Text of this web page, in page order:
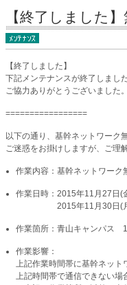
【終了しました
【終了しました】
下記メンテナンスが終了しまし
ご協力ありがとうございました。
=================
以下の通り、基幹ネットワーク
ご迷惑をお掛けしますが、ご理
作業内容：基幹ネットワー
作業日時：2015年11月27日(
2015年11月30日(月)
作業箇所：青山キャンパス
作業影響：
上記作業時間帯に基幹ネット
上記時間帯で通信できない場